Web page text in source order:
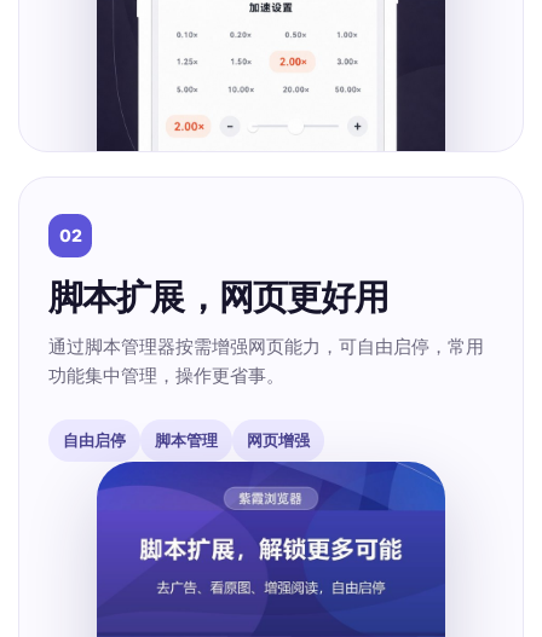
02
脚本扩展，网页更好用
通过脚本管理器按需增强网页能力，可自由启停，常用
功能集中管理，操作更省事。
自由启停 脚本管理 网页增强